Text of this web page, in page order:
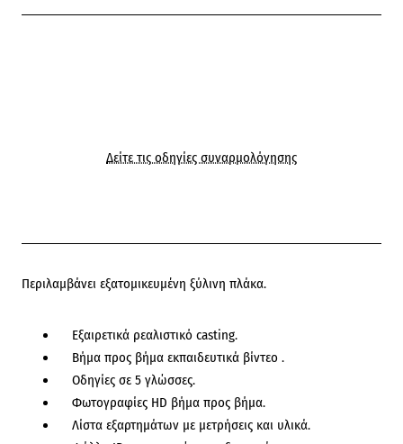
Δείτε τις οδηγίες συναρμολόγησης
Περιλαμβάνει εξατομικευμένη ξύλινη πλάκα.
Εξαιρετικά ρεαλιστικό casting.
Βήμα προς βήμα εκπαιδευτικά βίντεο .
Οδηγίες σε 5 γλώσσες.
Φωτογραφίες HD βήμα προς βήμα.
Λίστα εξαρτημάτων με μετρήσεις και υλικά.